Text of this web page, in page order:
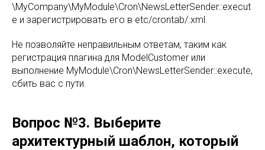
\MyCompany\MyModule\Cron\NewsLetterSender::execut
e и зарегистрировать его в etc/crontab/.xml.
Не позволяйте неправильным ответам, таким как
регистрация плагина для ModelCustomer или
выполнение MyModule\Cron\NewsLetterSender::execute,
сбить вас с пути.
Вопрос №3. Выберите
архитектурный шаблон, который